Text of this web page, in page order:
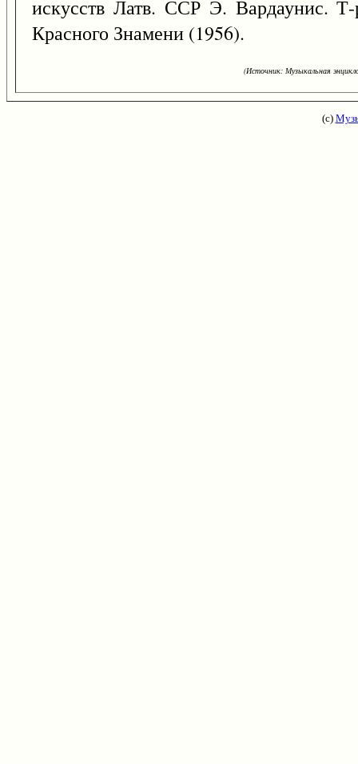
искусств Латв. ССР Э. Вардаунис.
Красного Знамени (1956).
(Источник: Музыкальная
(с)